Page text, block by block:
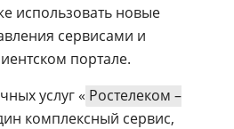
использовать новые
сервисами и
портале.
услуг « Ростелеком –
комплексный сервис,